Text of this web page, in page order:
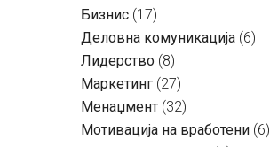
Бизнис (17)
Деловна комуникација (6)
Лидерство (8)
Маркетинг (27)
Менаџмент (32)
Мотивација на вработени (6)